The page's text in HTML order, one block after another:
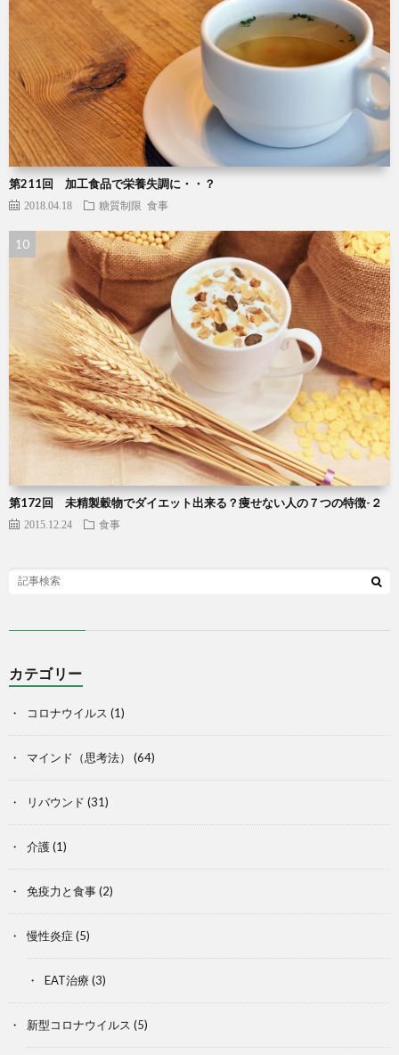
第211回 加工食品で栄養失調に・・？
2018.04.18 糖質制限 食事
第172回 未精製穀物でダイエット出来る？痩せない人の７つの特徴-２
2015.12.24 食事
カテゴリー
コロナウイルス (1)
マインド（思考法） (64)
リバウンド (31)
介護(1)
免疫力と食事(2)
慢性炎症 (5)
EAT治療 (3)
新型コロナウイルス (5)